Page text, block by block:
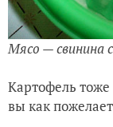
Мясо — свинина
Картофель
вы как